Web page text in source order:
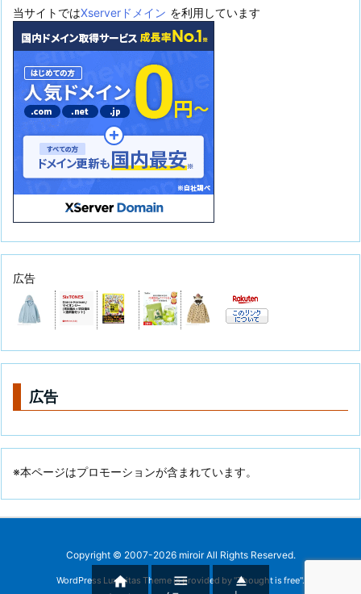
当サイトではXserverドメイン を利用しています
広告
広告
※本ページはプロモーションが含まれています。
Copyright © 2007-2026 miroirAll Rights Reserved.
WordPress Luxeritas Theme is provided by "Thought is free".
  